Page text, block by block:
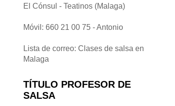
El Cónsul - Teatinos (Malaga)
Móvil: 660 21 00 75 - Antonio
Lista de correo: Clases de salsa en
Malaga
TÍTULO PROFESOR DE
SALSA